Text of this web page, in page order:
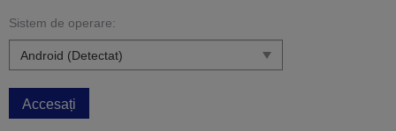
Sistem de operare:
Accesați